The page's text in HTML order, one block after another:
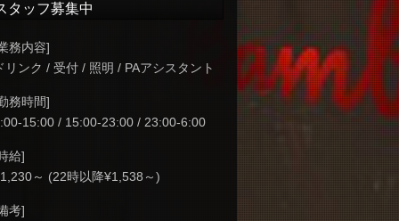
タッフ募集中
務内容]
リンク / 受付 / 照明 / PAアシスタント
務時間]
15:00 / 15:00-23:00 / 23:00-6:00
給]
～ (22時以降¥1,538～)
考]